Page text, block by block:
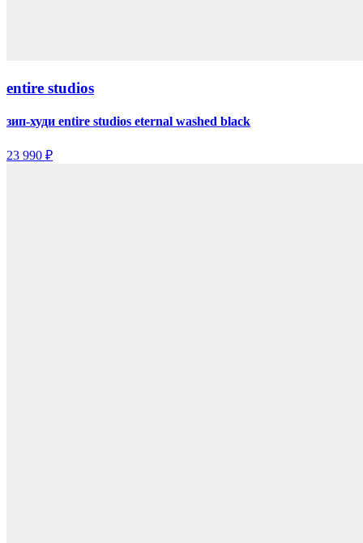
entire studios
зип-худи entire studios eternal washed black
23 990 ₽